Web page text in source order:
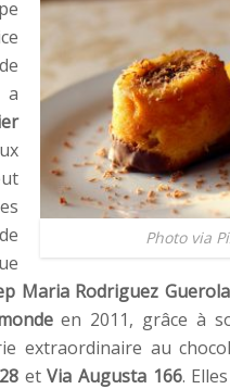
Photo via
a
Maria Rodriguez Guerola
en 2011, grâce à
extraordinaire au
etVia Augusta 166.